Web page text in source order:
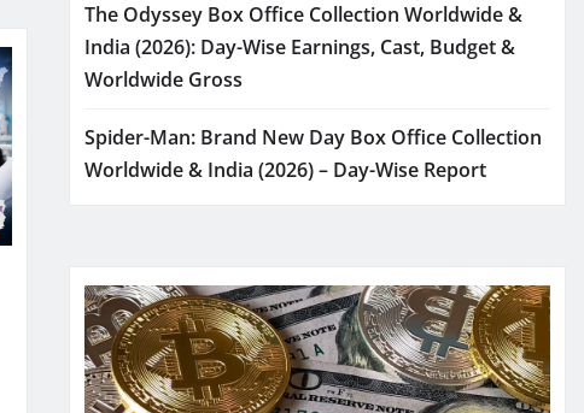
The Odyssey Box Office Collection Worldwide &
India (2026): Day-Wise Earnings, Cast, Budget &
Worldwide Gross
Spider-Man: Brand New Day Box Office Collection
Worldwide & India (2026) – Day-Wise Report